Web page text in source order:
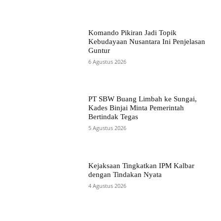
Komando Pikiran Jadi Topik
Kebudayaan Nusantara Ini Penjelasan
Guntur
6 Agustus 2026
PT SBW Buang Limbah ke Sungai,
Kades Binjai Minta Pemerintah
Bertindak Tegas
5 Agustus 2026
Kejaksaan Tingkatkan IPM Kalbar
dengan Tindakan Nyata
4 Agustus 2026